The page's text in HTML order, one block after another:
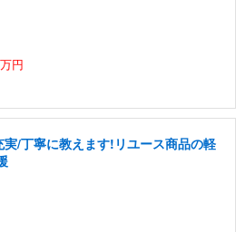
円
/丁寧に教えます!リユース商品の軽